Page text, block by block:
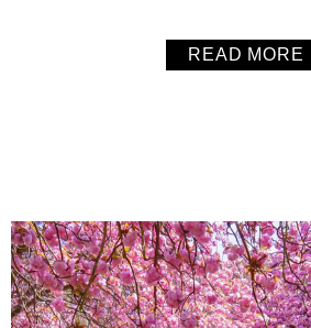
後或晚餐時段都非常方便，尤其下午
麵都沒問題！店內提供多種口味選擇
READ MORE
About